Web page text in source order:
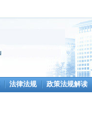
法律法规 政策法规解读